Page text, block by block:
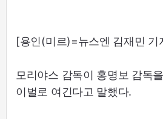
[용인(미르)=뉴스엔 김재민 기
모리야스 감독이 홍명보 감독
이벌로 여긴다고 말했다.